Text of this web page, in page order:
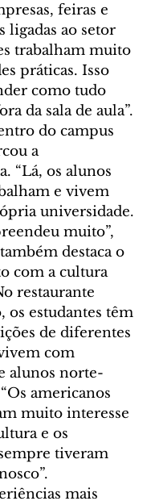
feiras e
ligadas ao setor
trabalham muito
práticas. Isso
como tudo
da sala de aula”.
do campus
a
“Lá, os alunos
e vivem
universidade.
muito”,
destaca o
com a cultura
restaurante
os estudantes têm
de diferentes
com
alunos norte-
americanos
muito interesse
e os
tiveram
mais